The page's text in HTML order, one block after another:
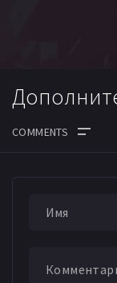
Аннабет Чейз